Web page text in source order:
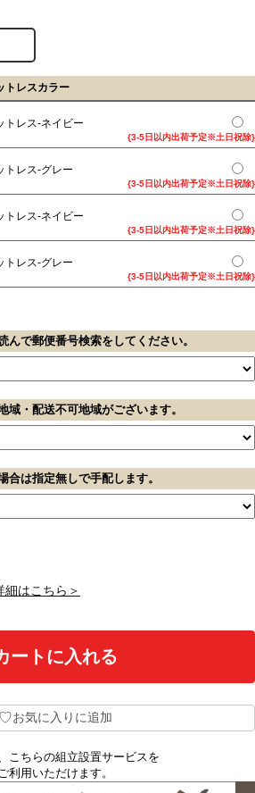
トレスカラー
トレス-ネイビー
{3-5日以内出荷予定※土日祝除}
トレス-グレー
{3-5日以内出荷予定※土日祝除}
トレス-ネイビー
{3-5日以内出荷予定※土日祝除}
トレス-グレー
{3-5日以内出荷予定※土日祝除}
んで郵便番号検索をしてください。
・配送不可地域がございます。
合は指定無しで手配します。
はこちら＞
♡お気に入りに追加
こちらの組立設置サービスを
ご利用いただけます。